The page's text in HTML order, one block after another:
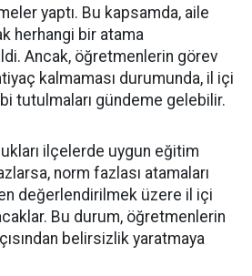
yaptı. Bu kapsamda, aile
herhangi bir atama
Ancak, öğretmenlerin görev
kalmaması durumunda, il içi
tutulmaları gündeme gelebilir.
ilçelerde uygun eğitim
norm fazlası atamaları
değerlendirilmek üzere il içi
Bu durum, öğretmenlerin
belirsizlik yaratmaya